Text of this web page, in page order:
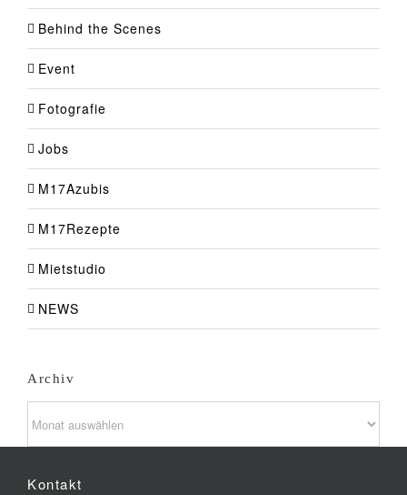
Behind the Scenes
Event
Fotografie
Jobs
M17Azubis
M17Rezepte
Mietstudio
NEWS
Archiv
Kontakt